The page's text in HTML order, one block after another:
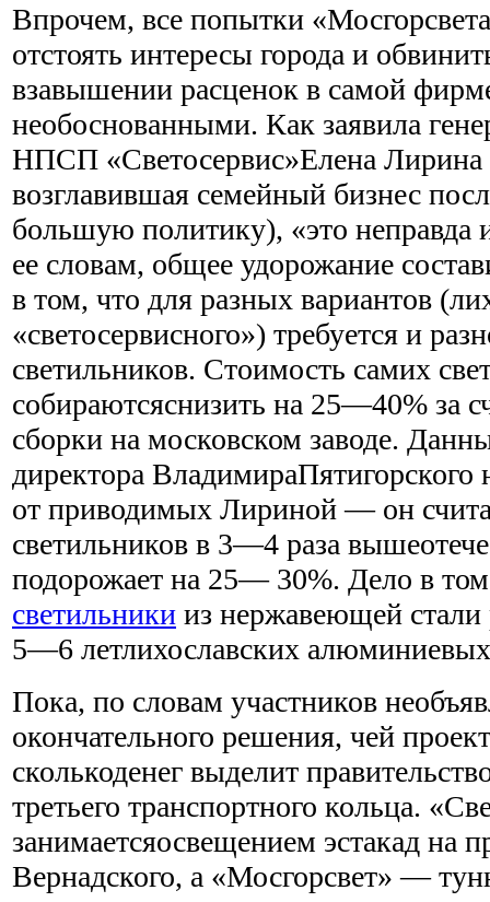
Впрочем, все попытки
отстоять интересы города и
взавышении расценок в самой
необоснованными. Как заявила
НПСП «Светосервис»Елена Лирина
возглавившая семейный бизнес
большую политику), «это неправда
ее словам, общее удорожание
в том, что для разных вариантов
«светосервисного») требуется и
светильников. Стоимость самих
собираютсяснизить на 25—40% за
сборки на московском заводе.
директора ВладимираПятигорского
от приводимых Лириной — он
светильников в 3—4 раза
подорожает на 25— 30%. Дело в
светильники из нержавеющей стали
5—6 летлихославских
Пока, по словам участников
окончательного решения, чей
сколькоденег выделит
третьего транспортного кольца.
занимаетсяосвещением эстакад на
Вернадского, а «Мосгорсвет» —